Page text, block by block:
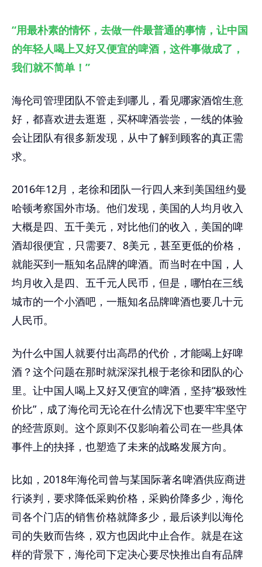
“用最朴素的情怀，去做一件最普通的事情，让中国
的年轻人喝上又好又便宜的啤酒，这件事做成了，
我们就不简单！”
海伦司管理团队不管走到哪儿，看见哪家酒馆生意
好，都喜欢进去逛逛，买杯啤酒尝尝，一线的体验
会让团队有很多新发现，从中了解到顾客的真正需
求。
2016年12月，老徐和团队一行四人来到美国纽约曼
哈顿考察国外市场。他们发现，美国的人均月收入
大概是四、五千美元，对比他们的收入，美国的啤
酒却很便宜，只需要7、8美元，甚至更低的价格，
就能买到一瓶知名品牌的啤酒。而当时在中国，人
均月收入是四、五千元人民币，但是，哪怕在三线
城市的一个小酒吧，一瓶知名品牌啤酒也要几十元
人民币。
为什么中国人就要付出高昂的代价，才能喝上好啤
酒？这个问题在那时就深深扎根于老徐和团队的心
里。让中国人喝上又好又便宜的啤酒，坚持“极致性
价比”，成了海伦司无论在什么情况下也要牢牢坚守
的经营原则。这个原则不仅影响着公司在一些具体
事件上的抉择，也塑造了未来的战略发展方向。
比如，2018年海伦司曾与某国际著名啤酒供应商进
行谈判，要求降低采购价格，采购价降多少，海伦
司各个门店的销售价格就降多少，最后谈判以海伦
司的失败而告终，双方也因此中止合作。就是在这
样的背景下，海伦司下定决心要尽快推出自有品牌